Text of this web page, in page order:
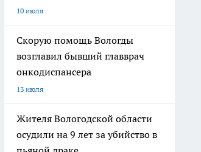
10 июля
Скорую помощь Вологды
возглавил бывший главврач
онкодиспансера
13 июля
Жителя Вологодской области
осудили на 9 лет за убийство в